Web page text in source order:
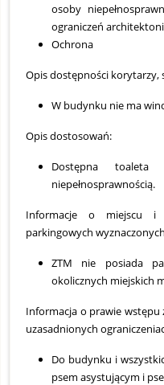
osoby
ograniczeń
Ochrona
Opis dostępności korytarzy,
W budynku nie ma
Opis dostosowań:
Dostępna
niepełnosprawnością.
Informacje o miejscu i
parkingowych
ZTM nie posiada
okolicznych miejskich
Informacja o prawie wstępu
uzasadnionych
Do budynku i
psem asystującym i